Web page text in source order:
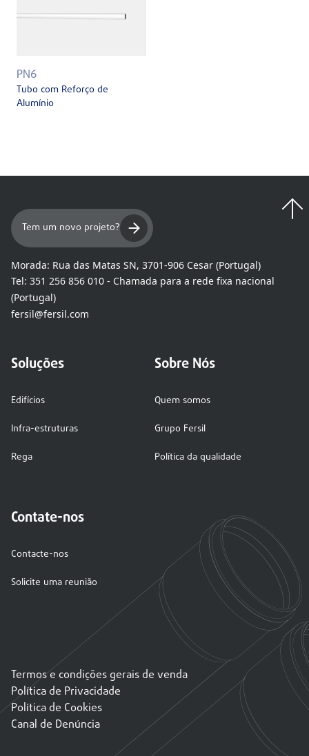
PN6
Tubo com Reforço de
Alumínio
Tem um novo projeto?
Morada: Rua das Matas SN, 3701-906 Cesar (Portugal)
Tel: 351 256 856 010 - Chamada para a rede fixa nacional
(Portugal)
fersil@fersil.com
Soluções
Edifícios
Infra-estruturas
Rega
Sobre Nós
Quem somos
Grupo Fersil
Política da qualidade
Contate-nos
Contacte-nos
Solicite uma reunião
Termos e condições gerais de venda
Política de Privacidade
Política de Cookies
Canal de Denúncia